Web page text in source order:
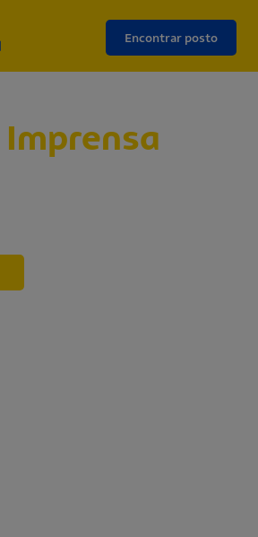
Encontrar posto
Imprensa